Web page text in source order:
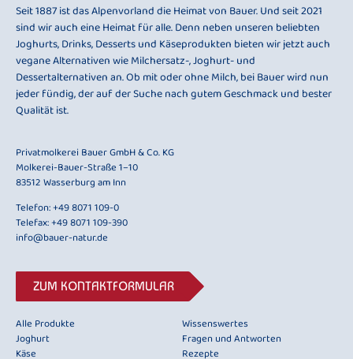
Seit 1887 ist das Alpenvorland die Heimat von Bauer. Und seit 2021
sind wir auch eine Heimat für alle. Denn neben unseren beliebten
Joghurts, Drinks, Desserts und Käseprodukten bieten wir jetzt auch
vegane Alternativen wie Milchersatz-, Joghurt- und
Dessertalternativen an. Ob mit oder ohne Milch, bei Bauer wird nun
jeder fündig, der auf der Suche nach gutem Geschmack und bester
Qualität ist.
Privatmolkerei Bauer GmbH & Co. KG
Molkerei-Bauer-Straße 1–10
83512 Wasserburg am Inn
Telefon:+49 8071 109-0
Telefax: +49 8071 109-390
info@bauer-natur.de
ZUM KONTAKTFORMULAR
Alle Produkte
Joghurt
Käse
Wissenswertes
Fragen und Antworten
Rezepte